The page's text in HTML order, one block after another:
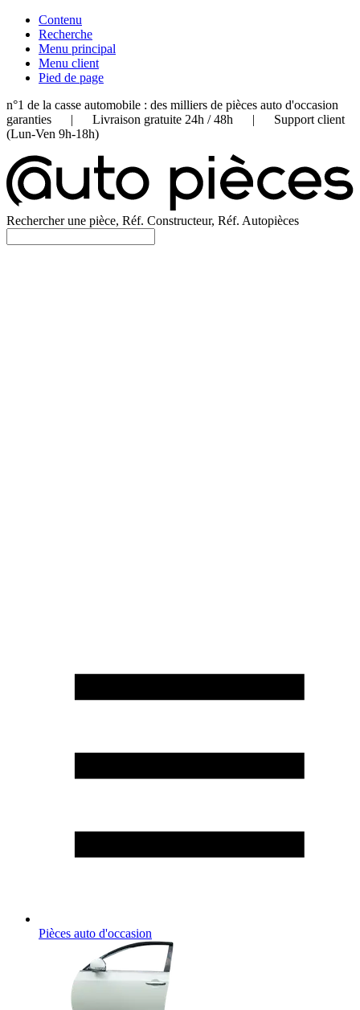
Contenu
Recherche
Menu principal
Menu client
Pied de page
n°1 de la casse automobile : des milliers de pièces auto d'occasion
garanties | Livraison gratuite 24h / 48h | Support client
(Lun-Ven 9h-18h)
Rechercher une pièce, Réf. Constructeur, Réf. Autopièces
Pièces auto d'occasion